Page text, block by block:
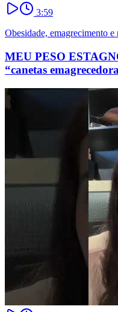
3:59
Obesidade, emagrecimento e
MEU PESO
“canetas